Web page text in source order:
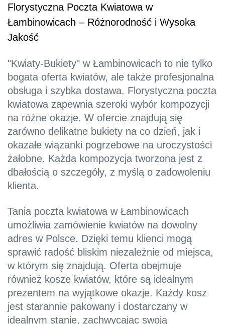
Florystyczna Poczta Kwiatowa w
Łambinowicach – Różnorodność i Wysoka
Jakość
"Kwiaty-Bukiety" w Łambinowicach to nie tylko
bogata oferta kwiatów, ale także profesjonalna
obsługa i szybka dostawa. Florystyczna poczta
kwiatowa zapewnia szeroki wybór kompozycji
na różne okazje. W ofercie znajdują się
zarówno delikatne bukiety na co dzień, jak i
okazałe wiązanki pogrzebowe na uroczystości
żałobne. Każda kompozycja tworzona jest z
dbałością o szczegóły, z myślą o zadowoleniu
klienta.
Tania poczta kwiatowa w Łambinowicach
umożliwia zamówienie kwiatów na dowolny
adres w Polsce. Dzięki temu klienci mogą
sprawić radość bliskim niezależnie od miejsca,
w którym się znajdują. Oferta obejmuje
również kosze kwiatów, które są idealnym
prezentem na wyjątkowe okazje. Każdy kosz
jest starannie pakowany i dostarczany w
idealnym stanie, zachwycając swoją